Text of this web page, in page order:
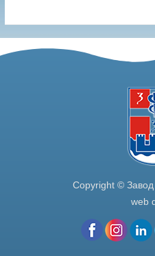
Copyright © Завод
web